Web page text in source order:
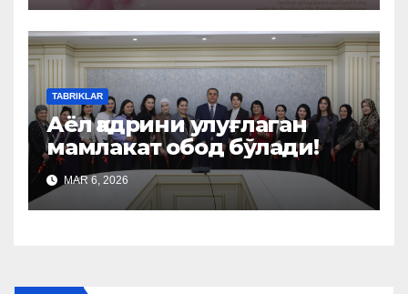
TABRIKLAR
Аёл қадрини улуғлаган
мамлакат обод бўлади!
MAR 6, 2026